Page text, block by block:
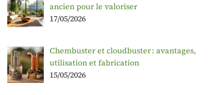
ancien pour le valoriser
17/05/2026
Chembuster et cloudbuster : avantages,
utilisation et fabrication
15/05/2026